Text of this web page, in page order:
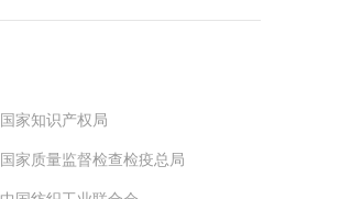
国家知识产权局
国家质量监督检查检疫总局